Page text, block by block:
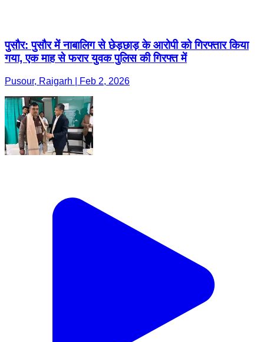
पुसौर: पुसौर में नाबालिग से छेड़छाड़ के आरोपी को गिरफ्तार किया
गया, एक माह से फरार युवक पुलिस की गिरफ्त में
Pusour, Raigarh | Feb 2, 2026